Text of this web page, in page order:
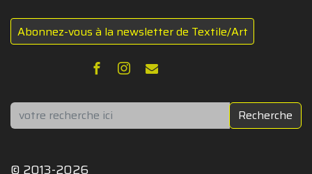
Abonnez-vous à la newsletter de Textile/Art
Rechercher Recherche
© 2013-2026